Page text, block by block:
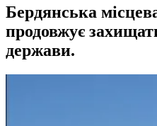
Бердянська
продовжує
держави.